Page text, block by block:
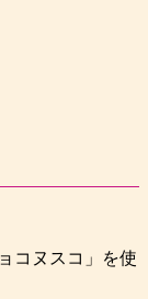
コヌスコ」を使